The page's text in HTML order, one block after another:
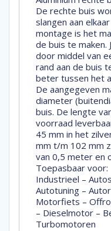
De rechte buis
slangen aan
montage is het
de buis te maken.
door middel van
rand aan de buis
beter tussen het
De aangegeven
diameter
buis. De lengte
voorraad
45 mm in het
mm t/m 102 mm
van 0,5 meter en
Toepasbaar voor:
Industrieel –
Autotuning –
Motorfiets –
– Dieselmotor –
Turbomotoren